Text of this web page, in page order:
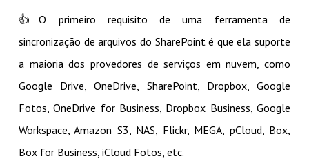
👍O primeiro requisito de uma ferramenta de
sincronização de arquivos do SharePoint é que ela suporte
a maioria dos provedores de serviços em nuvem, como
Google Drive, OneDrive, SharePoint, Dropbox, Google
Fotos, OneDrive for Business, Dropbox Business, Google
Workspace, Amazon S3, NAS, Flickr, MEGA, pCloud, Box,
Box for Business, iCloud Fotos, etc.